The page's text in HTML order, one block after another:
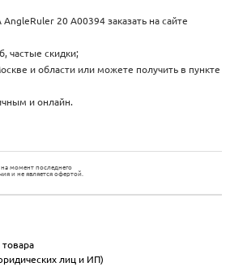
20 А00394 заказать на сайте
частые скидки;
и области или можете получить в пункте
и онлайн.
на момент последнего
и не является офертой.
лиц и ИП)